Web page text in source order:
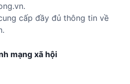
cấp đầy đủ thông tin về
mạng xã hội